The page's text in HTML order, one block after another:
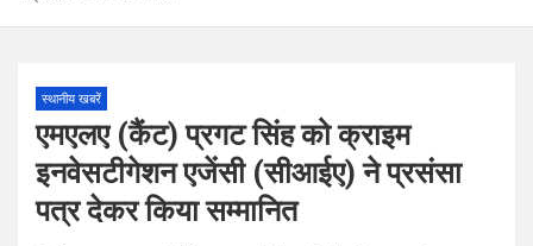
स्थानीय खबरें
एमएलए (कैंट) प्रगट सिंह को क्राइम
इनवेसटीगेशन एजेंसी (सीआईए) ने प्रसंसा
पत्र देकर किया सम्मानित